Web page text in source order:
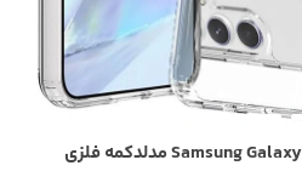
کاور شفاف محافظ لنزدار Samsung Galaxy A55 مدلدکمه فلزی